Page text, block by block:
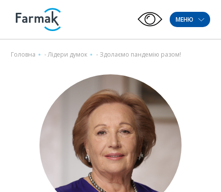
МЕНЮ
Головна -Лідeри думок - Здолаємо пандемію разом!